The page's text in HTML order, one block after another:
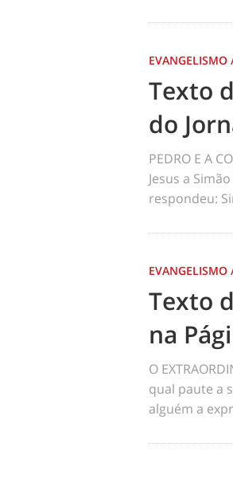
EVANGELISMO
Texto
do
PEDRO E A
Jesus a
respondeu:
EVANGELISMO
Texto
na
O
qual paute a
alguém a